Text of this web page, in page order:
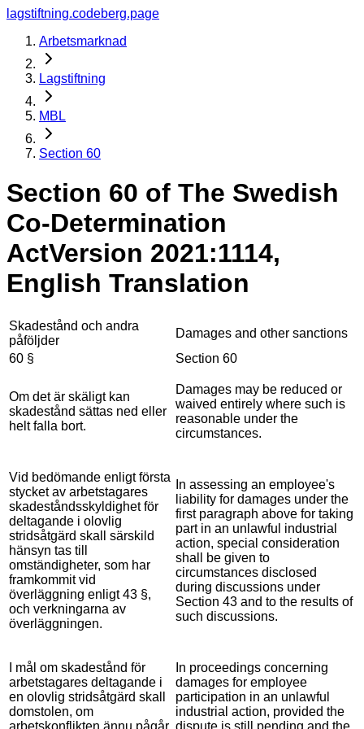
lagstiftning.codeberg.page
Arbetsmarknad
Lagstiftning
MBL
Section 60
Section 60 of The Swedish
Co-Determination
ActVersion 2021:1114,
English Translation
Skadestånd och andra
påföljder
Damages and other sanctions
60 §
Section 60
Om det är skäligt kan
skadestånd sättas ned eller
helt falla bort.
Damages may be reduced or
waived entirely where such is
reasonable under the
circumstances.
Vid bedömande enligt första
stycket av arbetstagares
skadeståndsskyldighet för
deltagande i olovlig
stridsåtgärd skall särskild
hänsyn tas till
omständigheter, som har
framkommit vid
överläggning enligt 43 §,
och verkningarna av
överläggningen.
In assessing an employee's
liability for damages under the
first paragraph above for taking
part in an unlawful industrial
action, special consideration
shall be given to
circumstances disclosed
during discussions under
Section 43 and to the results of
such discussions.
I mål om skadestånd för
arbetstagares deltagande i
en olovlig stridsåtgärd skall
domstolen, om
arbetskonflikten ännu pågår
In proceedings concerning
damages for employee
participation in an unlawful
industrial action, provided the
dispute is still pending and the